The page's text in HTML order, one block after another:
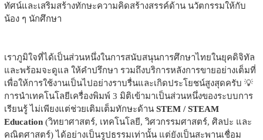
ทัศน์และเสริมสร้างทักษะความคิดสร้างสรรค์ด้าน นวัตกรรมให้กับ
น้อง ๆ นักศึกษา
เราภูมิใจที่ได้เป็นส่วนหนึ่งในการสนับสนุนการศึกษาไทยในยุคดิจิทัล
และพร้อมจะดูแล ให้คำปรึกษา รวมถึงบริการหลังการขายอย่างเต็มที่
เพื่อให้การใช้งานเป็นไปอย่างราบรื่นและเกิดประโยชน์สูงสุดครับ 💡
การนำเทคโนโลยีเครื่องพิมพ์ 3 มิติเข้ามาเป็นส่วนหนึ่งของระบบการ
เรียนรู้ ไม่เพียงแต่ช่วยเติมเต็มทักษะด้าน STEM / STEAM
Education(วิทยาศาสตร์, เทคโนโลยี, วิศวกรรมศาสตร์, ศิลปะ และ
คณิตศาสตร์) ได้อย่างเป็นรูปธรรมเท่านั้น แต่ยังเป็นสะพานเชื่อม